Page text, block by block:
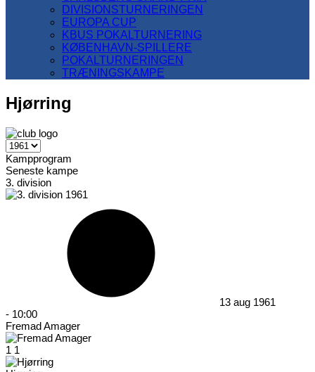
DIVISIONSTURNERINGEN
EUROPA CUP
KBUS POKALTURNERING
KØBENHAVN-SPILLERE
POKALTURNERINGEN
TRÆNINGSKAMPE
Hjørring
Kampprogram
Seneste kampe
3. division
13 aug 1961
- 10:00
Fremad Amager
1 1